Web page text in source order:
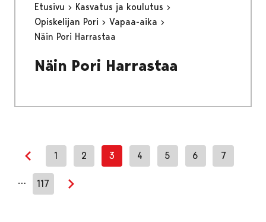
Etusivu
Kasvatus ja koulutus
Opiskelijan Pori
Vapaa-aika
Näin Pori Harrastaa
Näin Pori Harrastaa
Edellinen sivu
1 2 3 4 5 6 7
… 117
Seuraava sivu